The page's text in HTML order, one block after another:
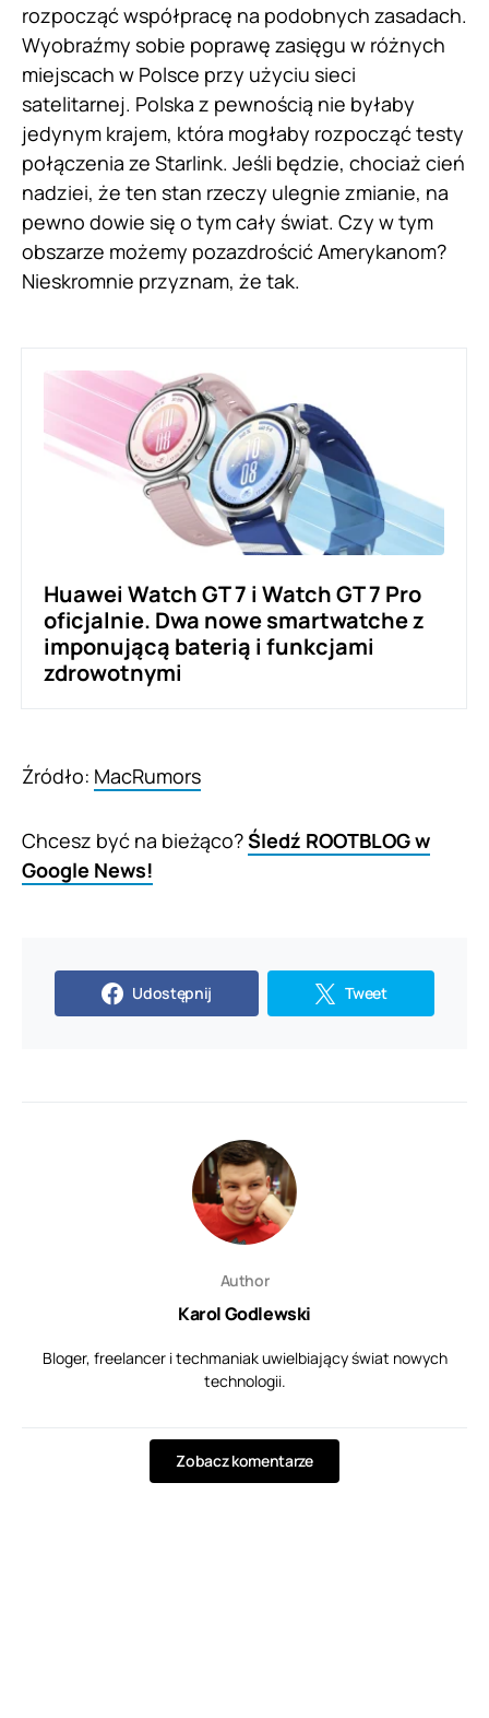
rozpocząć współpracę na podobnych zasadach.
Wyobraźmy sobie poprawę zasięgu w różnych
miejscach w Polsce przy użyciu sieci
satelitarnej. Polska z pewnością nie byłaby
jedynym krajem, która mogłaby rozpocząć testy
połączenia ze Starlink. Jeśli będzie, chociaż cień
nadziei, że ten stan rzeczy ulegnie zmianie, na
pewno dowie się o tym cały świat. Czy w tym
obszarze możemy pozazdrościć Amerykanom?
Nieskromnie przyznam, że tak.
Huawei Watch GT 7 i Watch GT 7 Pro
oficjalnie. Dwa nowe smartwatche z
imponującą baterią i funkcjami
zdrowotnymi
Źródło: MacRumors
Chcesz być na bieżąco?Śledź ROOTBLOG w
Google News!
Udostępnij Tweet
Author
Karol Godlewski
Bloger, freelancer i techmaniak uwielbiający świat nowych
technologii.
Zobacz komentarze